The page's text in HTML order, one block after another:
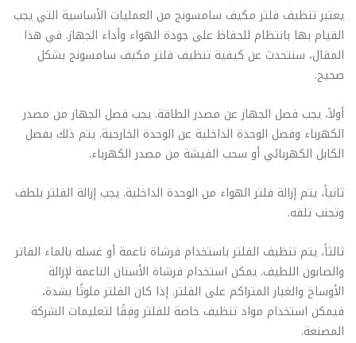
يعتبر تنظيف فلتر مكيف سامسونج من العمليات الأساسية التي يجب
القيام بها بانتظام للحفاظ على جودة الهواء وأداء الجهاز. في هذا
المقال، سنتحدث عن كيفية تنظيف فلتر مكيف سامسونج بشكل
صحيح.
أولاً، يجب فصل الجهاز عن مصدر الطاقة. يجب فصل الجهاز من مصدر
الكهرباء وفصل الوحدة الداخلية عن الوحدة الخارجية. يتم ذلك بفصل
الكابل الكهربائي أو سحب الفيشة من مصدر الكهرباء.
ثانياً، يتم إزالة فلتر الهواء من الوحدة الداخلية. يجب إزالة الفلتر بلطف
وتجنب تلفه.
ثالثاً، يتم تنظيف الفلتر باستخدام فرشاة ناعمة أو غسله بالماء الفاتر
والصابون اللطيف. يمكن استخدام فرشاة الأسنان الناعمة لإزالة
الأوساخ والغبار المتراكم على الفلتر. إذا كان الفلتر ملوثًا بشدة،
فيمكن استخدام مواد تنظيف خاصة للفلتر وفقًا لتعليمات الشركة
المصنعة.